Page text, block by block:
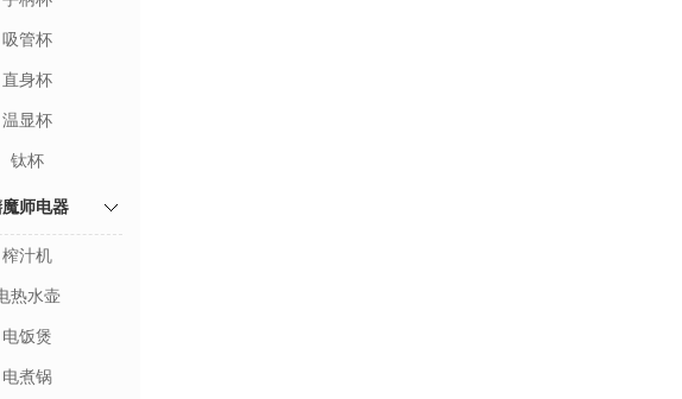
吸管杯
直身杯
温显杯
钛杯
魔师电器
榨汁机
热水壶
电饭煲
电煮锅